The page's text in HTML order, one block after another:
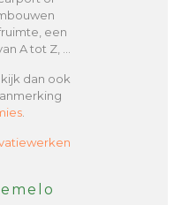
een
A tot Z, …
dan ook
.